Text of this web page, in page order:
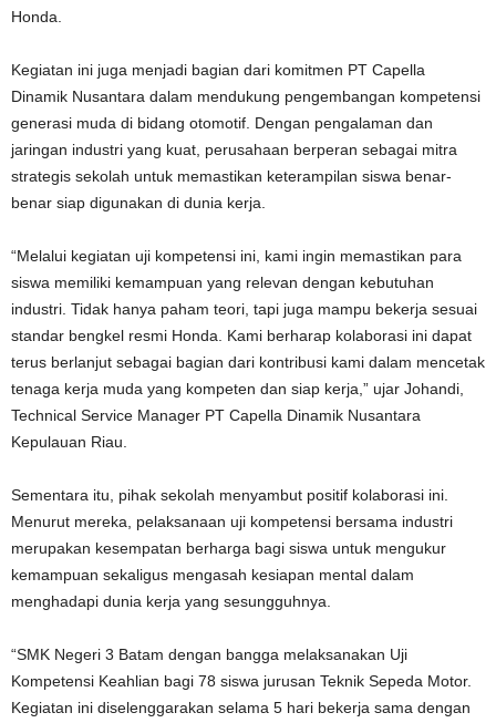
Honda.
Kegiatan ini juga menjadi bagian dari komitmen PT Capella
Dinamik Nusantara dalam mendukung pengembangan kompetensi
generasi muda di bidang otomotif. Dengan pengalaman dan
jaringan industri yang kuat, perusahaan berperan sebagai mitra
strategis sekolah untuk memastikan keterampilan siswa benar-
benar siap digunakan di dunia kerja.
“Melalui kegiatan uji kompetensi ini, kami ingin memastikan para
siswa memiliki kemampuan yang relevan dengan kebutuhan
industri. Tidak hanya paham teori, tapi juga mampu bekerja sesuai
standar bengkel resmi Honda. Kami berharap kolaborasi ini dapat
terus berlanjut sebagai bagian dari kontribusi kami dalam mencetak
tenaga kerja muda yang kompeten dan siap kerja,” ujar Johandi,
Technical Service Manager PT Capella Dinamik Nusantara
Kepulauan Riau.
Sementara itu, pihak sekolah menyambut positif kolaborasi ini.
Menurut mereka, pelaksanaan uji kompetensi bersama industri
merupakan kesempatan berharga bagi siswa untuk mengukur
kemampuan sekaligus mengasah kesiapan mental dalam
menghadapi dunia kerja yang sesungguhnya.
“SMK Negeri 3 Batam dengan bangga melaksanakan Uji
Kompetensi Keahlian bagi 78 siswa jurusan Teknik Sepeda Motor.
Kegiatan ini diselenggarakan selama 5 hari bekerja sama dengan